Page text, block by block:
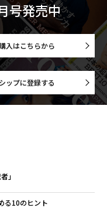
号発売中
入はこちらから
ップに登録する
」
る10のヒント